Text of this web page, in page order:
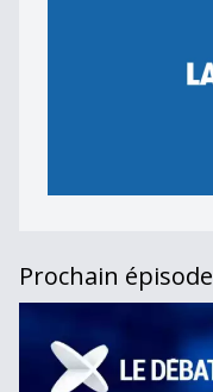
Prochain épisode